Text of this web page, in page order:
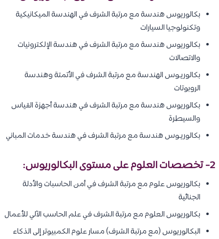
بكالوريوس هندسة مع مرتبة الشرف في الهندسة الميكانيكية
وتكنولوجيا السيارات
بكالوريوس هندسة مع مرتبة الشرف في هندسة الإلكترونيات
والاتصالات
بكالوريـوس الهندسة مع مرتبة الشرف في الأتمتة وهندسة
الروبوتات
بكالوريوس هندسة مع مرتبة الشرف في هندسة أجهزة القياس
والسيطرة
بكالوريـوس هندسة مع مرتبة الشرف في هندسة خدمات المباني
2- تخصصات العلوم على مستوى البكالوريوس:
بكالوريوس علوم مع مرتبة الشرف في أمن الحاسبات والأدلة
الجنائية
بكالوريوس العلوم مع مرتبة الشرف في علم الحاسب الآلي للأعمال
البكالوريوس (مع مرتبة الشرف) مسار علوم الكمبيوتر إلى الذكاء